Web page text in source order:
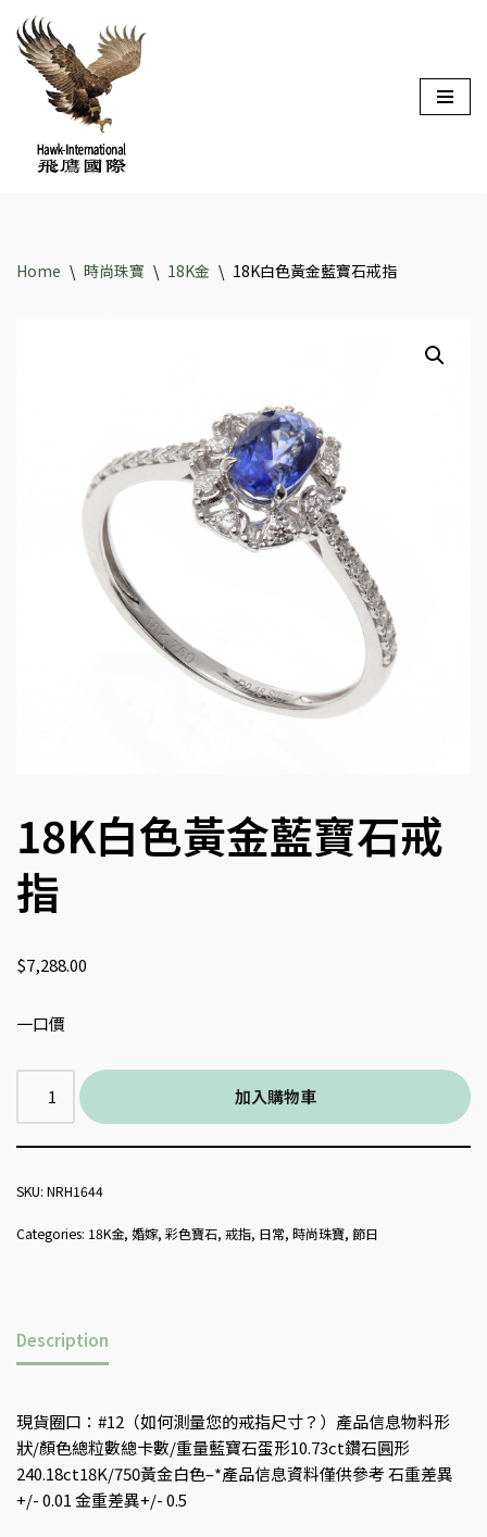
Skip
content
Home \ 時尚珠寶 \ 18K金 \ 18K白色黃金藍寶石戒指
18K白色黃金藍寶石戒
指
$7,288.00
一口價
加入購物車
SKU: NRH1644
Categories: 18K金, 婚嫁, 彩色寶石, 戒指, 日常, 時尚珠寶, 節日
Description
現貨圈口：#12（如何測量您的戒指尺寸？）產品信息物料形
狀/顏色總粒數總卡數/重量藍寶石蛋形10.73ct鑽石圓形
240.18ct18K/750黃金白色–*產品信息資料僅供參考 石重差異
+/- 0.01 金重差異+/- 0.5